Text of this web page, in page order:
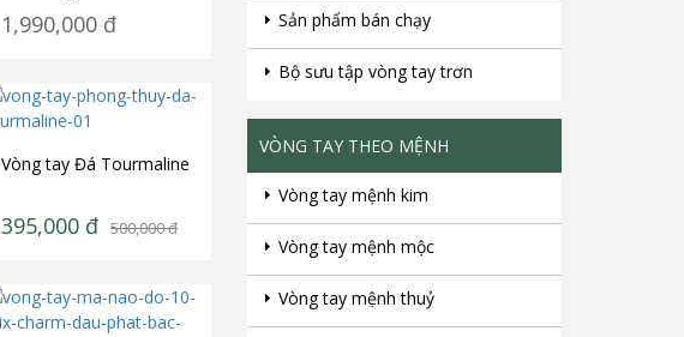
Charm Tỳ Hưu Bạc 925
18 BTH01
1,990,000 đ
Vòng tay Đá Tourmaline
500,000đ
395,000 đ
Sản phẩm bán chạy
Bộ sưu tập vòng tay trơn
VÒNG TAY THEO MỆNH
Vòng tay mệnh kim
Vòng tay mệnh mộc
Vòng tay mệnh thuỷ